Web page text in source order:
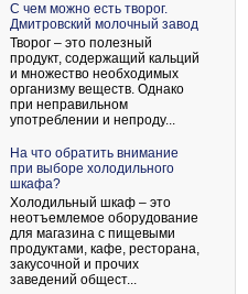
С чем можно есть творог.
Дмитровский молочный завод
Творог – это полезный
продукт, содержащий кальций
и множество необходимых
организму веществ. Однако
при неправильном
употреблении и непроду...
На что обратить внимание
при выборе холодильного
шкафа?
Холодильный шкаф – это
неотъемлемое оборудование
для магазина с пищевыми
продуктами, кафе, ресторана,
закусочной и прочих
заведений общест...